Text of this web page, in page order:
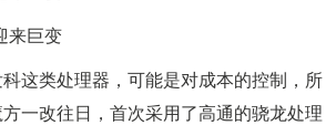
这类处理器，可能是对成本的控制，所
一改往日，首次采用了高通的骁龙处理